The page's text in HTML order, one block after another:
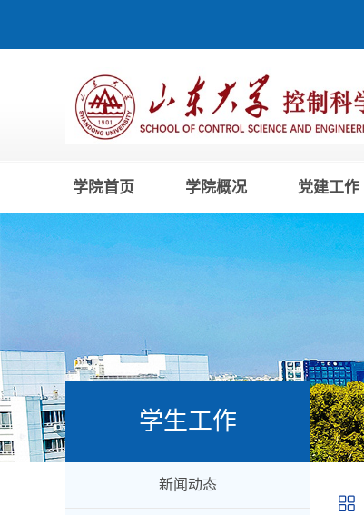
学院首页 学院概况 党建工作
学生工作
新闻动态